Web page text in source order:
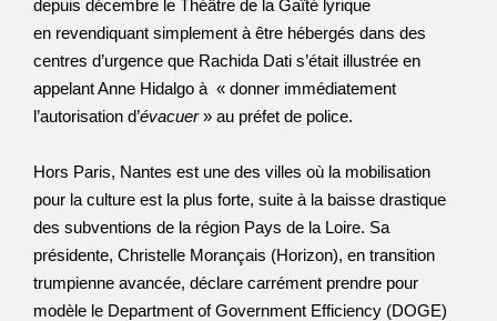
depuis décembre le Théâtre de la Gaîté lyrique
en revendiquant simplement à être hébergés dans des
centres d’urgence que Rachida Dati s’était illustrée en
appelant Anne Hidalgo à « donner immédiatement
l’autorisation d’évacuer» au préfet de police.
Hors Paris, Nantes est une des villes où la mobilisation
pour la culture est la plus forte, suite à la baisse drastique
des subventions de la région Pays de la Loire. Sa
présidente, Christelle Morançais (Horizon), en transition
trumpienne avancée, déclare carrément prendre pour
modèle le Department of Government Efficiency (DOGE)